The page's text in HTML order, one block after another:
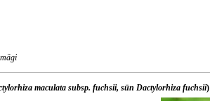
maculata subsp. fuchsii, sün Dactylorhiza fuchsii)